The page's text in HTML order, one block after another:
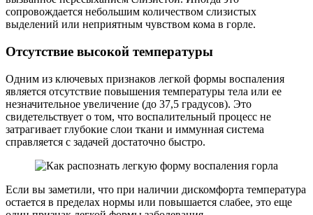
сопровождается небольшим количеством слизистых
выделений или неприятным чувством кома в горле.
Отсутствие высокой температуры
Одним из ключевых признаков легкой формы воспаления
является отсутствие повышения температуры тела или ее
незначительное увеличение (до 37,5 градусов). Это
свидетельствует о том, что воспалительный процесс не
затрагивает глубокие слои ткани и иммунная система
справляется с задачей достаточно быстро.
Если вы заметили, что при наличии дискомфорта температура
остается в пределах нормы или повышается слабее, это еще